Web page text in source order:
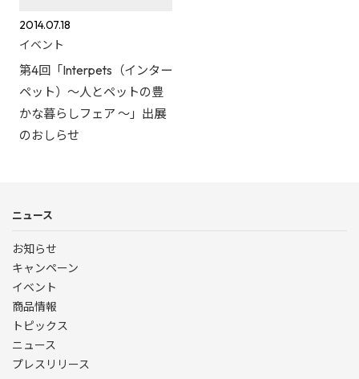
2014.07.18
イベント
第4回「Interpets（インター
ペット）～人とペットの豊
かな暮らしフェア ～」出展
のおしらせ
ニュース
お知らせ
キャンペーン
イベント
商品情報
トピックス
ニュース
プレスリリース